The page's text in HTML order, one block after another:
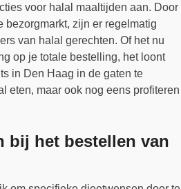
voor halal maaltijden aan. Door
zijn er regelmatig
van halal gerechten. Of het nu
op je totale bestelling, het loont
in Den Haag in de gaten te
eten, maar ook nog eens profiteren
bij het bestellen van